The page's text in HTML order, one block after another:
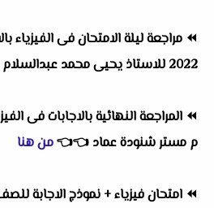
⏪ مراجعة ليلة الامتحان فى الفيزياء
2022 للاستاذ يحيى محمد عبدالسلام
⏪
م مستر شنودة عماد 👈
👈من هنا
⏪